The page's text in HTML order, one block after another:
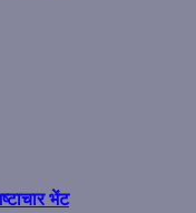
भेंट